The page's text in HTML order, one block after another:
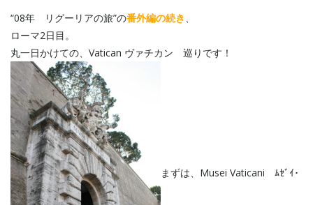
“08年 リグーリアの旅”の番外編の続き、
ローマ2日目。
丸一日かけての、Vatican ヴァチカン 巡りです！
まずは、Musei Vaticani ﾑｾﾞｲ･